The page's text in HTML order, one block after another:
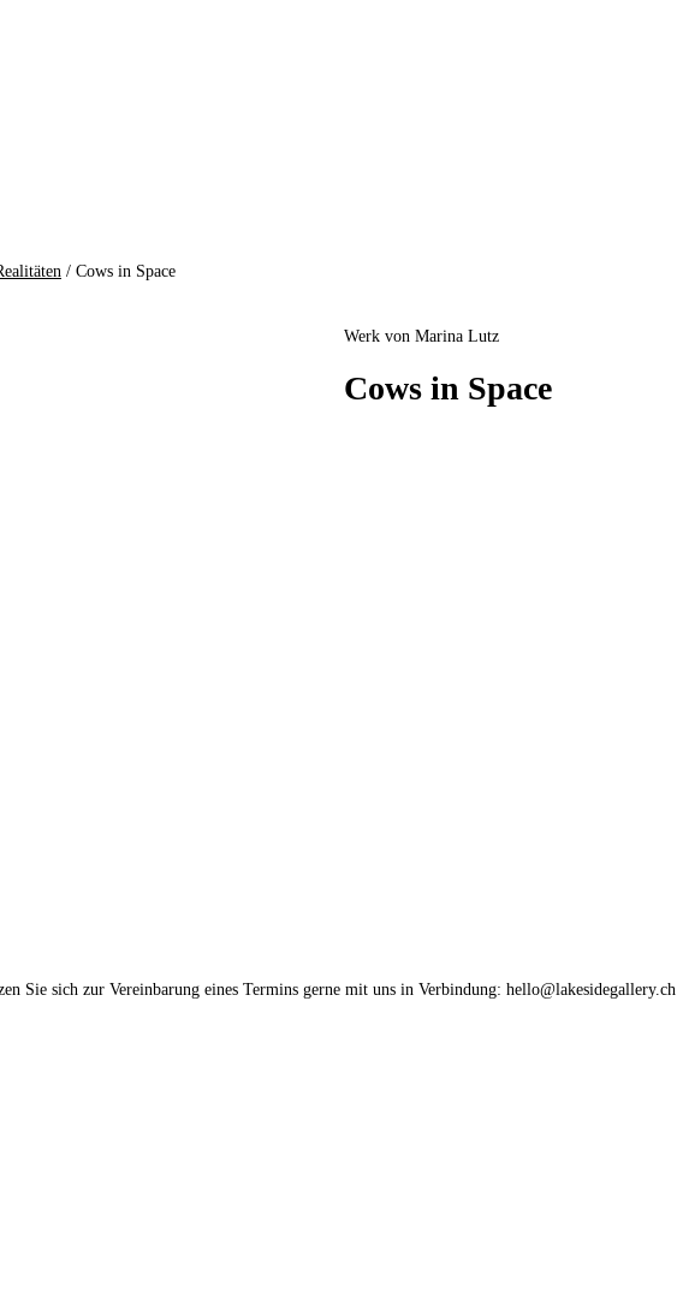
/ Cows in Space
Werk von Marina Lutz
Cows in Space
Sie sich zur Vereinbarung eines Termins gerne mit uns in Verbindung: hello@lakesidegallery.ch